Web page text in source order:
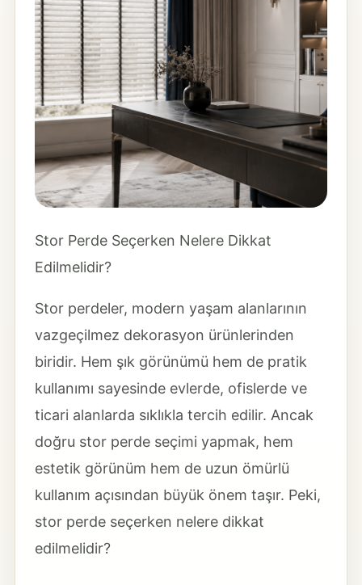
Stor Perde Seçerken Nelere Dikkat
Edilmelidir?
Stor perdeler, modern yaşam alanlarının
vazgeçilmez dekorasyon ürünlerinden
biridir. Hem şık görünümü hem de pratik
kullanımı sayesinde evlerde, ofislerde ve
ticari alanlarda sıklıkla tercih edilir. Ancak
doğru stor perde seçimi yapmak, hem
estetik görünüm hem de uzun ömürlü
kullanım açısından büyük önem taşır. Peki,
stor perde seçerken nelere dikkat
edilmelidir?